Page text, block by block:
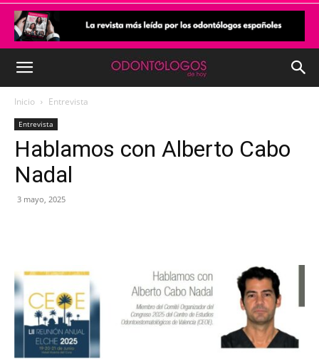
Inicio Entrevista
Entrevista
Hablamos con Alberto Cabo
Nadal
3 mayo, 2025